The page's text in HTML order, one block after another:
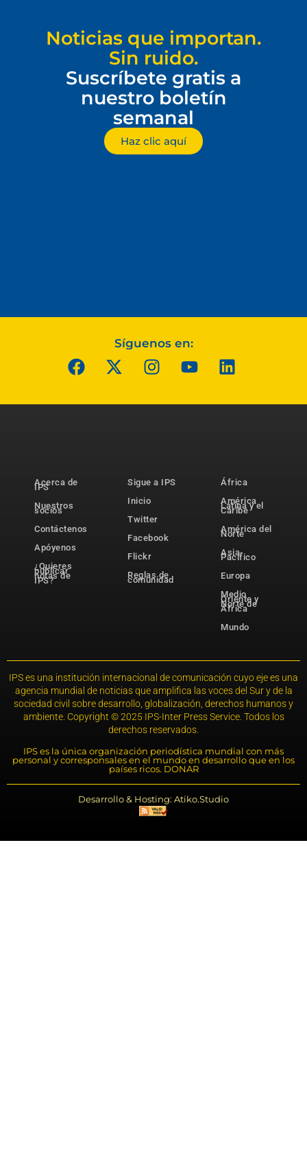
Noticias que importan.
Sin ruido.
Suscríbete gratis a
nuestro boletín
semanal
Haz clic aquí
Síguenos en:
Acerca de
IPS
Nuestros
socios
Contáctenos
Apóyenos
¿Quieres
publicar
notas de
IPS?
Sigue a IPS
Inicio
Twitter
Facebook
Flickr
Reglas de
comunidad
África
América
Latina y el
Caribe
América del
Norte
Asia-
Pacífico
Europa
Medio
Oriente y
Norte de
África
Mundo
IPS es una institución internacional de comunicación cuyo eje es una
agencia mundial de noticias que amplifica las voces del Sur y de la
sociedad civil sobre desarrollo, globalización, derechos humanos y
ambiente. Copyright © 2025 IPS-Inter Press Service. Todos los
derechos reservados.
IPS es la única organización periodística mundial con más
personal y corresponsales en el mundo en desarrollo que en los
países ricos. DONAR
Desarrollo & Hosting: Atiko.Studio